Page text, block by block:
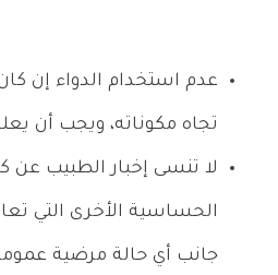
عدم استخدام الدواء إن
تجاه مكوناته، ويجب أن
لا تنسى إخبار الطبيب عن
الحساسية الأخرى التي
جانب أي حالة مرضية